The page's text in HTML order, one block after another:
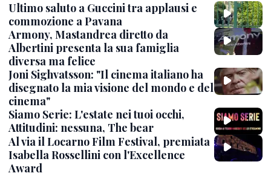
Ultimo saluto a Guccini tra applausi e
commozione a Pavana
Armony, Mastandrea diretto da
Albertini presenta la sua famiglia
diversa ma felice
Joni Sighvatsson: "Il cinema italiano ha
disegnato la mia visione del mondo e del
cinema"
Siamo Serie: L'estate nei tuoi occhi,
Attitudini: nessuna, The bear
Al via il Locarno Film Festival, premiata
Isabella Rossellini con l'Excellence
Award